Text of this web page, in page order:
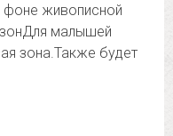
фоне живописной
малышей
зона.Также будет